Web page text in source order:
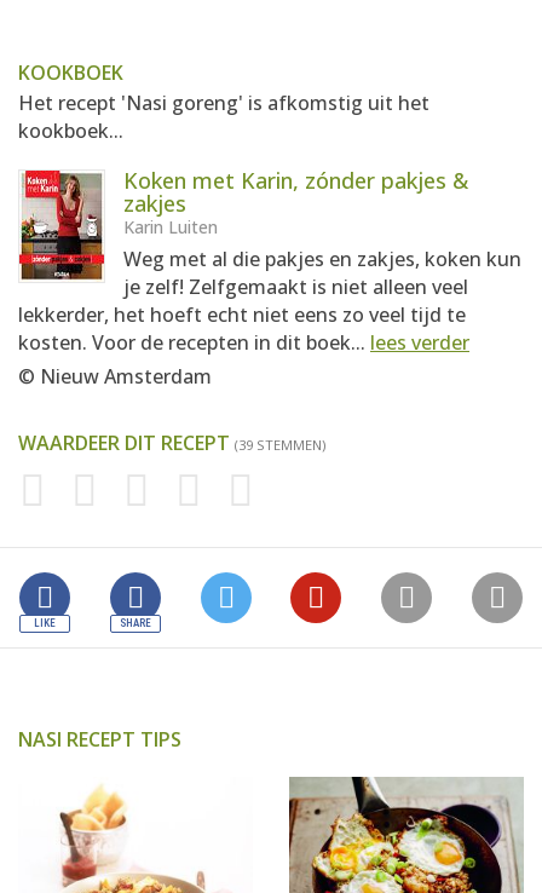
KOOKBOEK
Het recept 'Nasi goreng' is afkomstig uit het
kookboek...
Koken met Karin, zónder pakjes &
zakjes
Karin Luiten
Weg met al die pakjes en zakjes, koken kun
je zelf! Zelfgemaakt is niet alleen veel
lekkerder, het hoeft echt niet eens zo veel tijd te
kosten. Voor de recepten in dit boek... lees verder
© Nieuw Amsterdam
WAARDEER DIT RECEPT (39 STEMMEN)
NASI RECEPT TIPS